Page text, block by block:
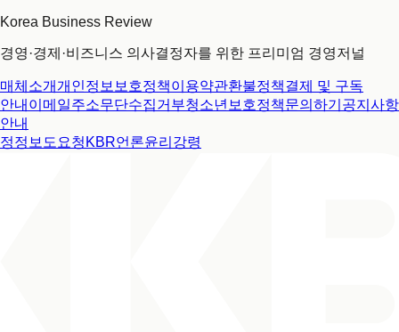
Korea Business Review
경영·경제·비즈니스 의사결정자를 위한 프리미엄 경영저널
매체소개개인정보보호정책이용약관환불정책결제 및 구독
안내 이메일주소무단수집거부청소년보호정책문의하기 공지사항
안내
정정보도요청 KBR언론윤리강령